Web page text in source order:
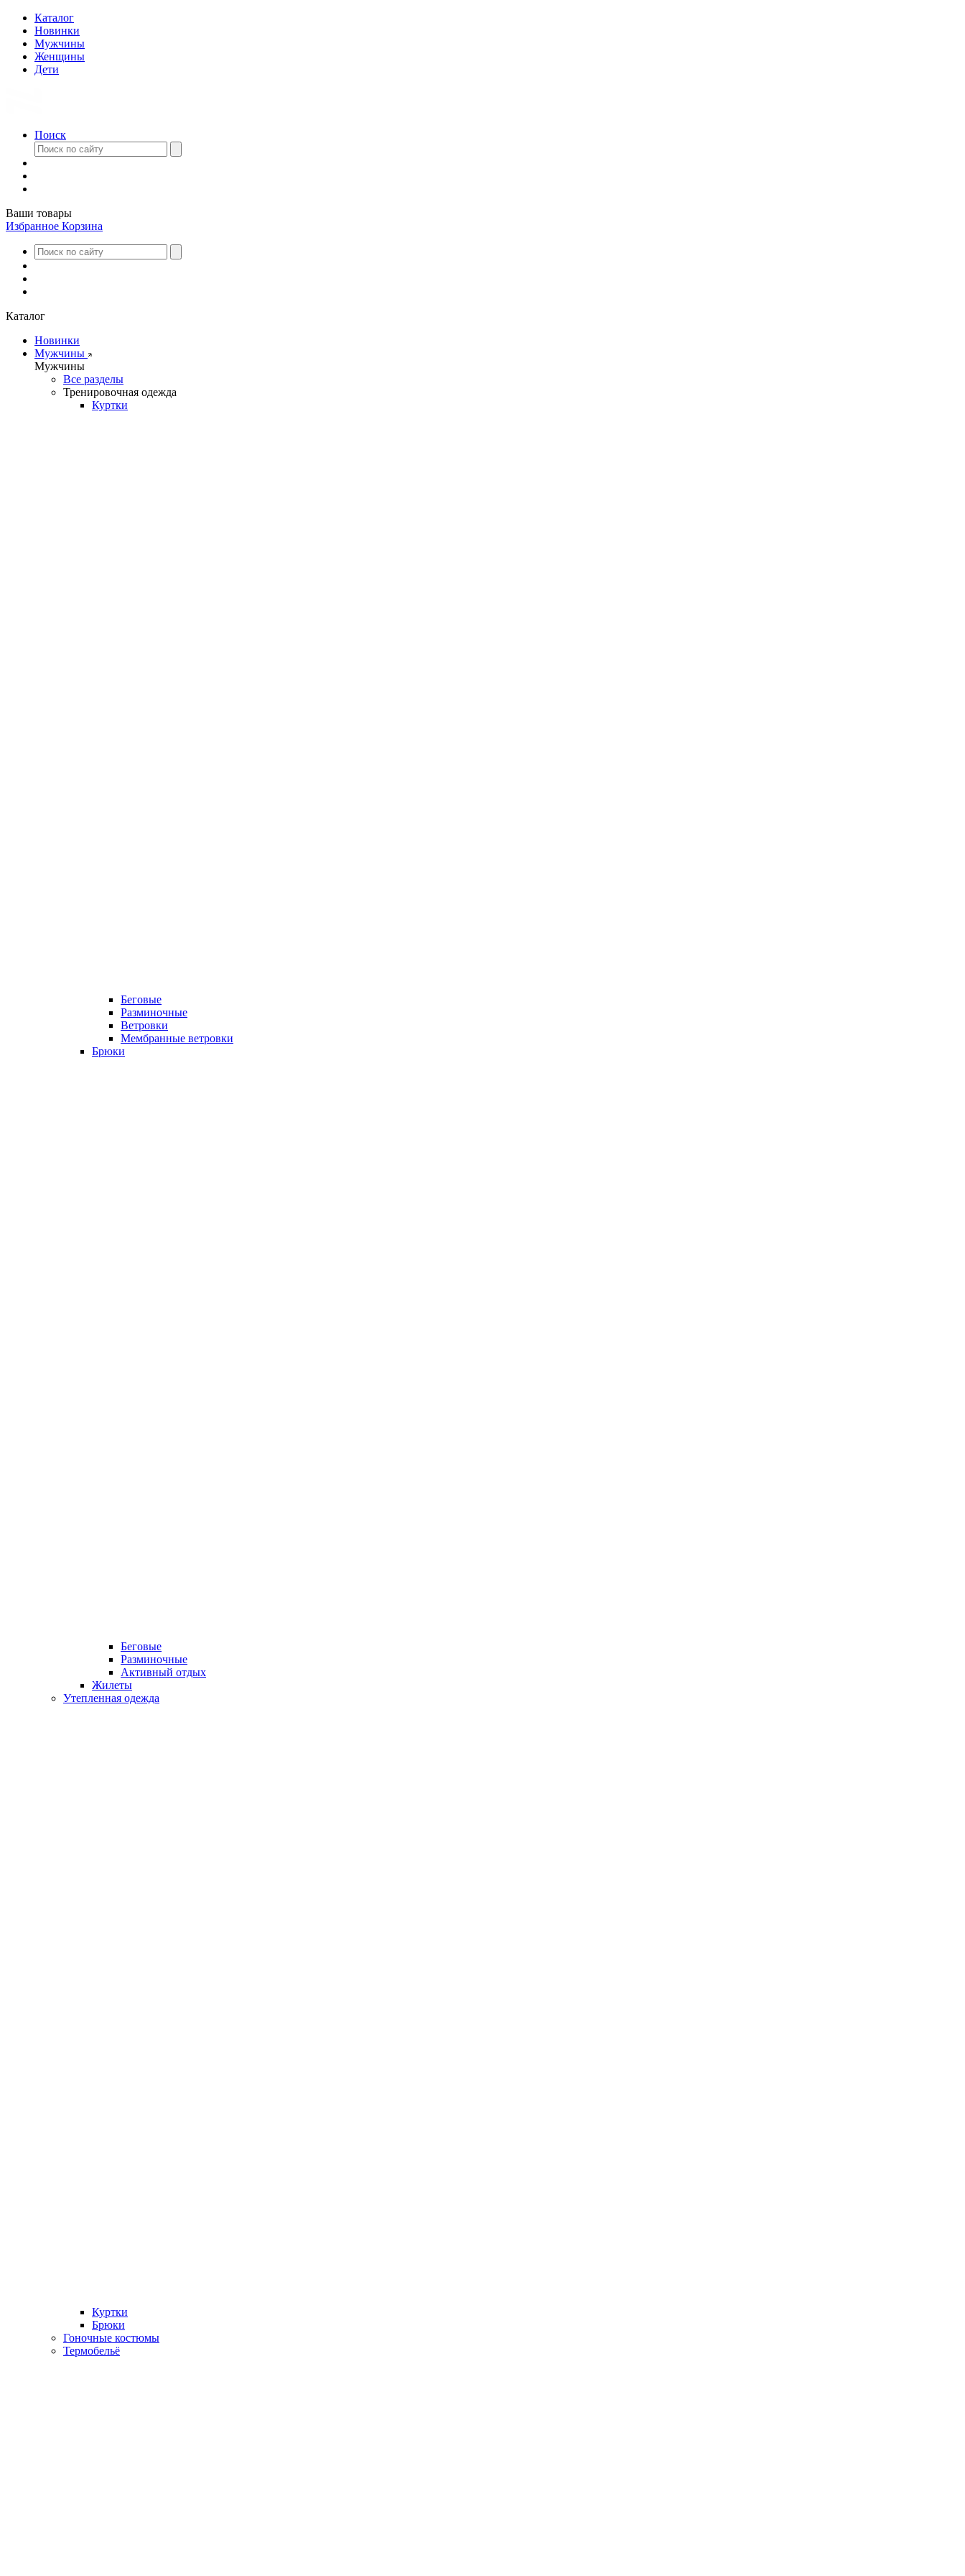
Каталог
Новинки
Мужчины
Женщины
Дети
Поиск
Ваши товары
Избранное Корзина
Каталог
Новинки
Мужчины
Мужчины
Все разделы
Тренировочная одежда
Куртки
Беговые
Разминочные
Ветровки
Мембранные ветровки
Брюки
Беговые
Разминочные
Активный отдых
Жилеты
Утепленная одежда
Куртки
Брюки
Гоночные костюмы
Термобельё